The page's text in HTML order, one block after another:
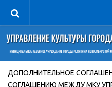
Управление
Руководитель
Сведения об организации
ДОПОЛНИТЕЛЬНОЕ
СОГЛАШЕНИЮ МЕЖДУ МКУ